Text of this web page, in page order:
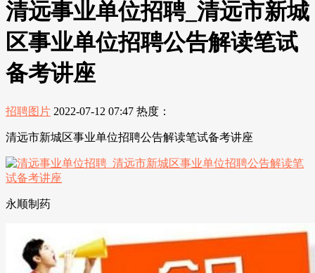
清远事业单位招聘_清远市新城
区事业单位招聘公告解读笔试
备考讲座
招聘图片 2022-07-12 07:47 热度：
清远市新城区事业单位招聘公告解读笔试备考讲座
永顺制药